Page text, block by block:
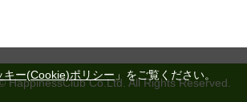
HappinessClub Co.Ltd. All Rights Reserved.
キー(Cookie)ポリシー 」をご覧ください。